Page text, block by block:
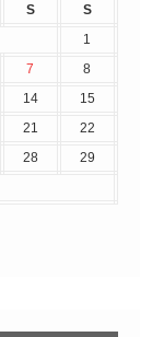
S
S
1
7
8
14
15
21
22
28
29